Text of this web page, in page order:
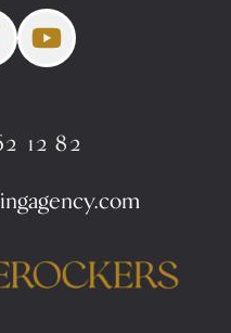
12 82